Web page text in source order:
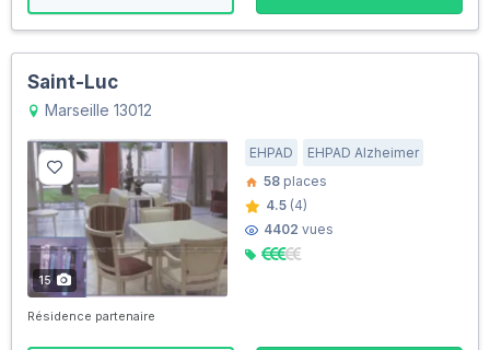
Saint-Luc
Marseille 13012
15
EHPAD
EHPAD Alzheimer
58 places
4.5 (4)
4402 vues
Résidence partenaire